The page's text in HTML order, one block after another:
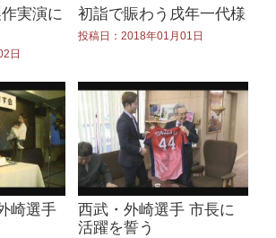
実演に
日
初詣で賑わう戌年一代様
投稿日：2018年01月01日
崎選手
西武・外崎選手 市長に
活躍を誓う